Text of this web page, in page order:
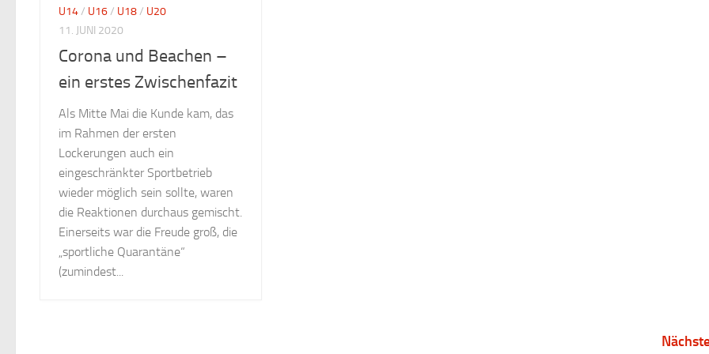
U14/ U16/ U18/ U20
11. JUNI 2020
Corona und Beachen –
ein erstes Zwischenfazit
Als Mitte Mai die Kunde kam, das
im Rahmen der ersten
Lockerungen auch ein
eingeschränkter Sportbetrieb
wieder möglich sein sollte, waren
die Reaktionen durchaus gemischt.
Einerseits war die Freude groß, die
„sportliche Quarantäne“
(zumindest...